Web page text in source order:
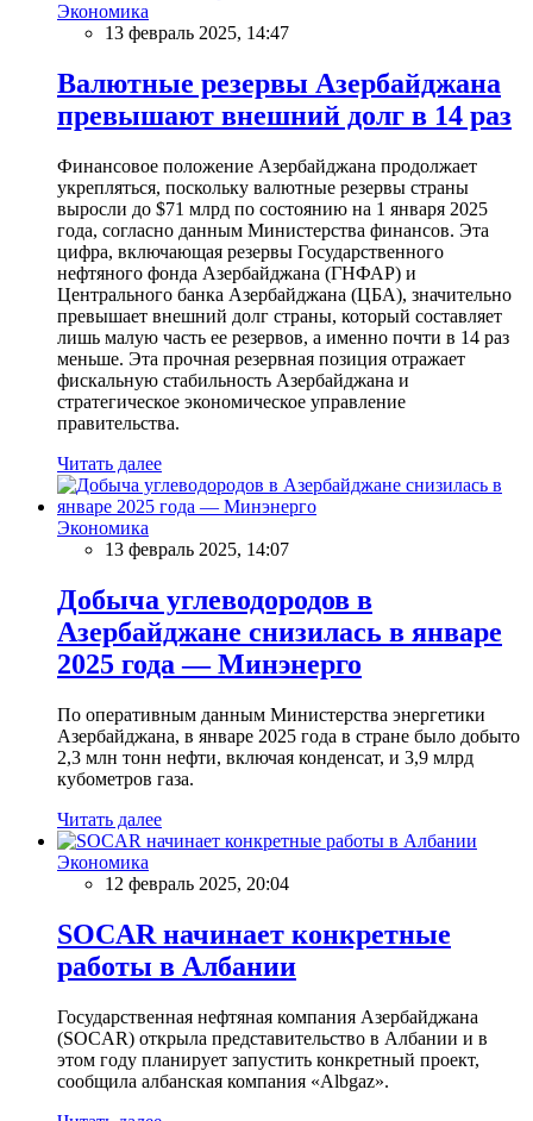
Экономика
13 февраль 2025, 14:47
Валютные резервы Азербайджана
превышают внешний долг в 14 раз
Финансовое положение Азербайджана продолжает
укрепляться, поскольку валютные резервы страны
выросли до $71 млрд по состоянию на 1 января 2025
года, согласно данным Министерства финансов. Эта
цифра, включающая резервы Государственного
нефтяного фонда Азербайджана (ГНФАР) и
Центрального банка Азербайджана (ЦБА), значительно
превышает внешний долг страны, который составляет
лишь малую часть ее резервов, а именно почти в 14 раз
меньше. Эта прочная резервная позиция отражает
фискальную стабильность Азербайджана и
стратегическое экономическое управление
правительства.
Читать далее
Экономика
13 февраль 2025, 14:07
Добыча углеводородов в
Азербайджане снизилась в январе
2025 года — Минэнерго
По оперативным данным Министерства энергетики
Азербайджана, в январе 2025 года в стране было добыто
2,3 млн тонн нефти, включая конденсат, и 3,9 млрд
кубометров газа.
Читать далее
Экономика
12 февраль 2025, 20:04
SOCAR начинает конкретные
работы в Албании
Государственная нефтяная компания Азербайджана
(SOCAR) открыла представительство в Албании и в
этом году планирует запустить конкретный проект,
сообщила албанская компания «Albgaz».